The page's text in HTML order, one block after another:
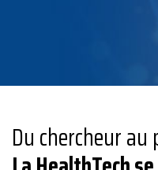
Du chercheur